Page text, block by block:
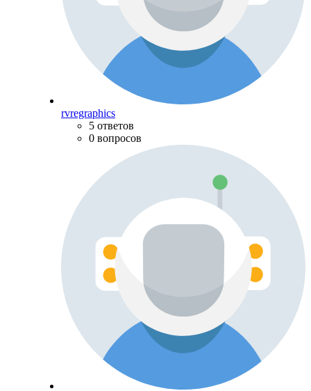
rvregraphics
5 ответов
0 вопросов